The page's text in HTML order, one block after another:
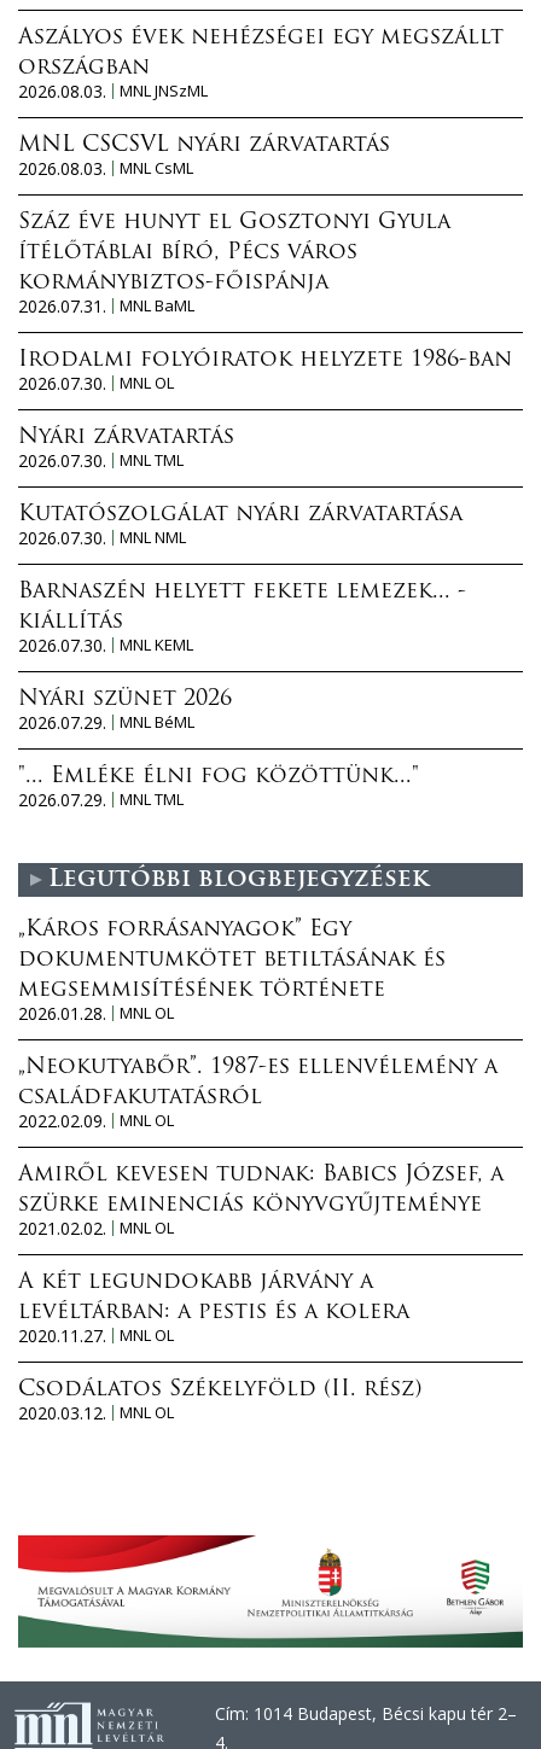
Aszályos évek nehézségei egy megszállt
országban
2026.08.03.
MNL JNSzML
MNL CSCSVL nyári zárvatartás
2026.08.03.
MNL CsML
Száz éve hunyt el Gosztonyi Gyula
ítélőtáblai bíró, Pécs város
kormánybiztos-főispánja
2026.07.31.
MNL BaML
Irodalmi folyóiratok helyzete 1986-ban
2026.07.30.
MNL OL
Nyári zárvatartás
2026.07.30.
MNL TML
Kutatószolgálat nyári zárvatartása
2026.07.30.
MNL NML
Barnaszén helyett fekete lemezek... -
kiállítás
2026.07.30.
MNL KEML
Nyári szünet 2026
2026.07.29.
MNL BéML
"... Emléke élni fog közöttünk..."
2026.07.29.
MNL TML
Legutóbbi blogbejegyzések
„Káros forrásanyagok” Egy
dokumentumkötet betiltásának és
megsemmisítésének története
2026.01.28.
MNL OL
„Neokutyabőr”. 1987-es ellenvélemény a
családfakutatásról
2022.02.09.
MNL OL
Amiről kevesen tudnak: Babics József, a
szürke eminenciás könyvgyűjteménye
2021.02.02.
MNL OL
A két legundokabb járvány a
levéltárban: a pestis és a kolera
2020.11.27.
MNL OL
Csodálatos Székelyföld (II. rész)
2020.03.12.
MNL OL
Cím: 1014 Budapest, Bécsi kapu tér 2–
4.